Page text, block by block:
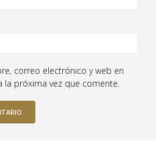
correo electrónico y web en
la próxima vez que comente.